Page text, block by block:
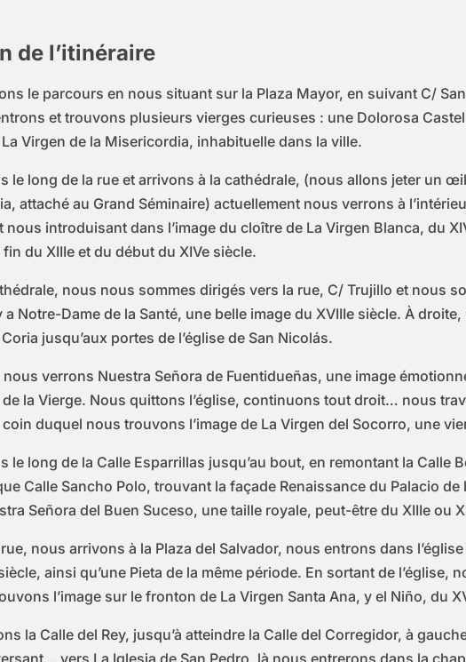
de l’itinéraire
le parcours en nous situant sur la Plaza Mayor, en suivant C/
et trouvons plusieurs vierges curieuses : une Dolorosa
Virgen de la Misericordia, inhabituelle dans la ville.
le long de la rue et arrivons à la cathédrale, (nous allons jeter un
attaché au Grand Séminaire) actuellement nous verrons à
nous introduisant dans l’image du cloître de La Virgen Blanca, du
du XIIIe et du début du XIVe siècle.
nous nous sommes dirigés vers la rue, C/ Trujillo et nous
a Notre-Dame de la Santé, une belle image du XVIIIe siècle. À
jusqu’aux portes de l’église de San Nicolás.
verrons Nuestra Señora de Fuentidueñas, une image
de la Vierge. Nous quittons l’église, continuons tout droit… nous
duquel nous trouvons l’image de La Virgen del Socorro, une
le long de la Calle Esparrillas jusqu’au bout, en remontant la Calle
Calle Sancho Polo, trouvant la façade Renaissance du Palacio
Señora del Buen Suceso, une taille royale, peut-être du XIIIe ou
nous arrivons à la Plaza del Salvador, nous entrons dans
ainsi qu’une Pieta de la même période. En sortant de
l’image sur le fronton de La Virgen Santa Ana, y el Niño, du
la Calle del Rey, jusqu’à atteindre la Calle del Corregidor, à
vers La Iglesia de San Pedro, là nous entrerons dans la